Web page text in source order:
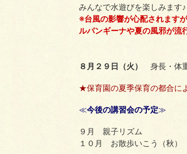
みんなで水遊びを楽しみます♪
※台風の影響が心配されます
ルパンギーナや夏の風邪が流
８月２９日（火） 身長・体
★保育園の夏季保育の都合に
≪今後の講習会の予定≫
９月 親子リズム
１０月 お散歩いこう（秋）